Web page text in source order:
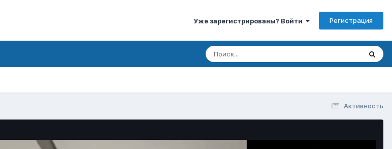
Уже зарегистрированы? Войти Регистрация
Активность